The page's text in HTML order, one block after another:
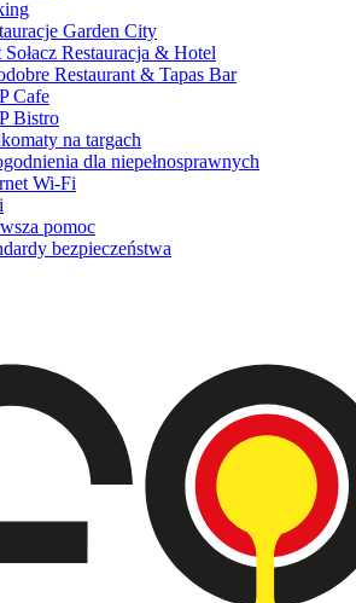
Garden City
Sołacz Restauracja & Hotel
Restaurant & Tapas Bar
Cafe
Bistro
na targach
dla niepełnosprawnych
Wi-Fi
pomoc
bezpieczeństwa